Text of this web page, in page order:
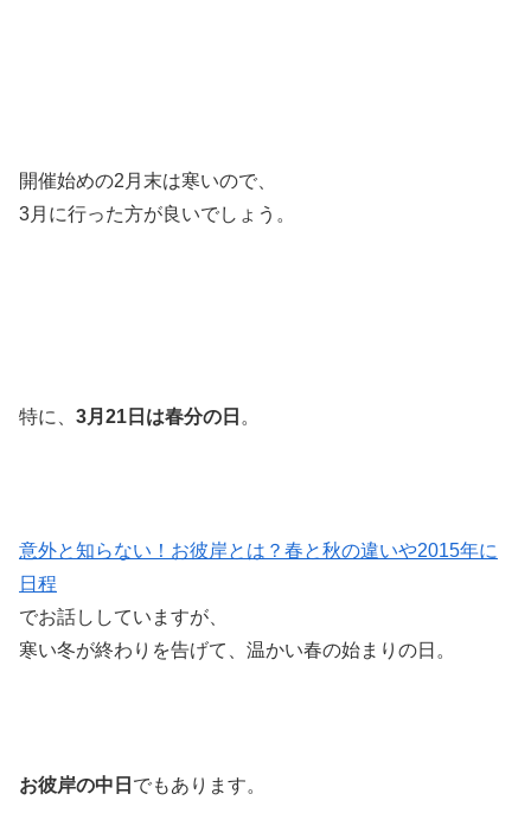
開催始めの2月末は寒いので、
3月に行った方が良いでしょう。
特に、 3月21日は春分の日 。
意外と知らない！お彼岸とは？春と秋の違いや2015年に
日程
でお話ししていますが、
寒い冬が終わりを告げて、温かい春の始まりの日。
お彼岸の中日 でもあります。